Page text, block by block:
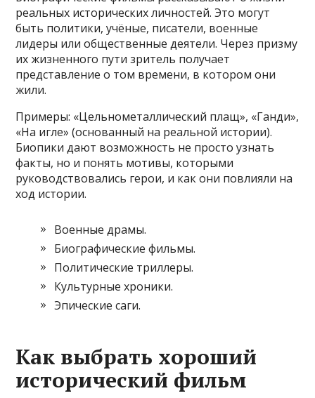
реальных исторических личностей. Это могут
быть политики, учёные, писатели, военные
лидеры или общественные деятели. Через призму
их жизненного пути зритель получает
представление о том времени, в котором они
жили.
Примеры: «Цельнометаллический плащ», «Ганди»,
«На игле» (основанный на реальной истории).
Биопики дают возможность не просто узнать
факты, но и понять мотивы, которыми
руководствовались герои, и как они повлияли на
ход истории.
Военные драмы.
Биографические фильмы.
Политические триллеры.
Культурные хроники.
Эпические саги.
Как выбрать хороший
исторический фильм